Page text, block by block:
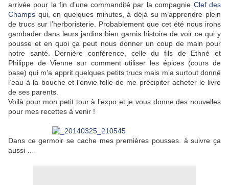
arrivée pour la fin d’une commandité par la compagnie Clef des
Champs qui, en quelques minutes, à déjà su m’apprendre plein
de trucs sur l’herboristerie. Probablement que cet été nous irons
gambader dans leurs jardins bien garnis histoire de voir ce qui y
pousse et en quoi ça peut nous donner un coup de main pour
notre santé. Dernière conférence, celle du fils de Ethné et
Philippe de Vienne sur comment utiliser les épices (cours de
base) qui m’a apprit quelques petits trucs mais m’a surtout donné
l’eau à la bouche et l’envie folle de me précipiter acheter le livre
de ses parents.
Voilà pour mon petit tour à l’expo et je vous donne des nouvelles
pour mes recettes à venir !
Dans ce germoir se cache mes premières pousses. à suivre ça
aussi …